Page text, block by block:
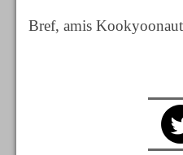
Bref, amis